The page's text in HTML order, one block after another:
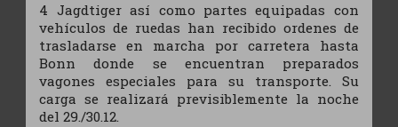
4 Jagdtiger así como partes equipadas con
vehículos de ruedas han recibido ordenes de
trasladarse en marcha por carretera hasta
Bonn donde se encuentran preparados
vagones especiales para su transporte. Su
carga se realizará previsiblemente la noche
del 29./30.12.